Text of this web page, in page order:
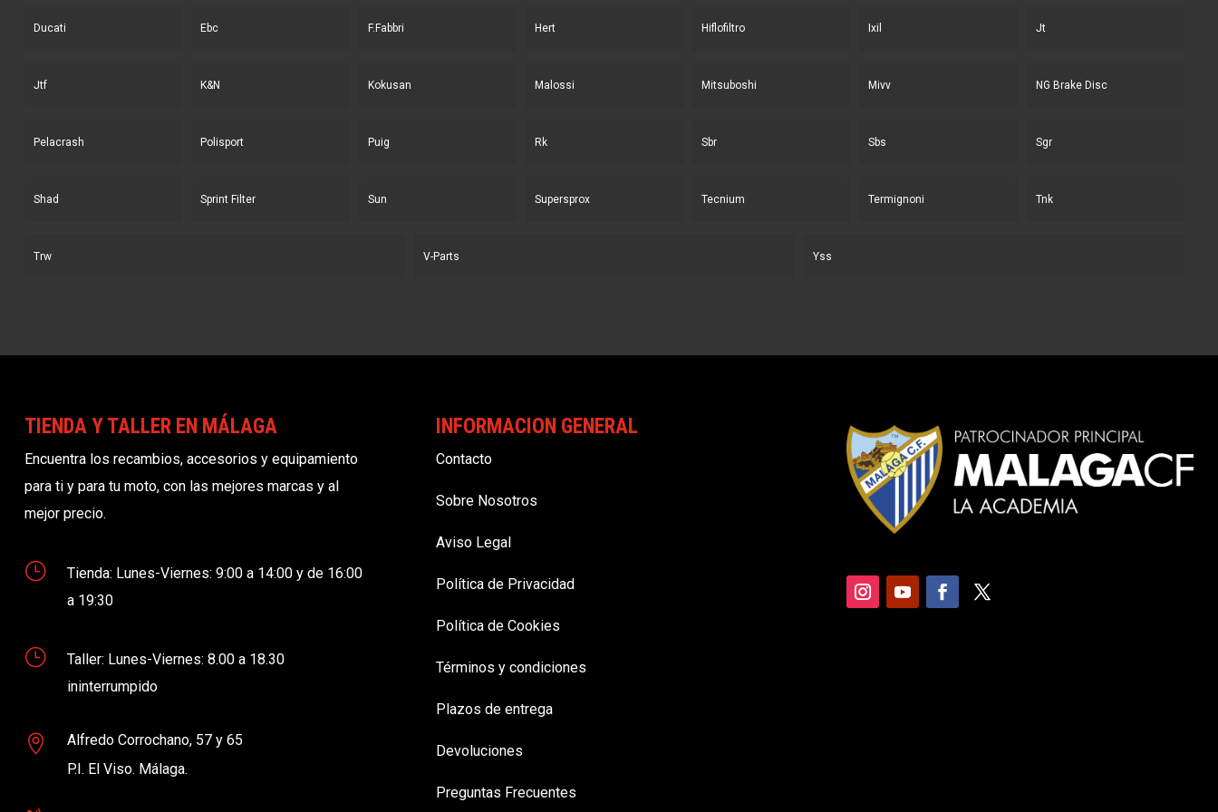
Ducati Ebc F.Fabbri Hert Hiflofiltro Ixil Jt
Jtf K&N Kokusan Malossi Mitsuboshi Mivv NG Brake Disc
Pelacrash Polisport Puig Rk Sbr Sbs Sgr
Shad Sprint Filter Sun Supersprox Tecnium Termignoni Tnk
Trw V-Parts Yss
TIENDA Y TALLER EN MÁLAGA
Encuentra los recambios, accesorios y equipamiento
para ti y para tu moto, con las mejores marcas y al
mejor precio.
}
Tienda: Lunes-Viernes: 9:00 a 14:00 y de 16:00
a 19:30
}
Taller: Lunes-Viernes: 8.00 a 18.30
ininterrumpido

Alfredo Corrochano, 57 y 65
P.I. El Viso. Málaga.
INFORMACION GENERAL
Contacto
Sobre Nosotros
Aviso Legal
Política de Privacidad
Política de Cookies
Términos y condiciones
Plazos de entrega
Devoluciones
Preguntas Frecuentes